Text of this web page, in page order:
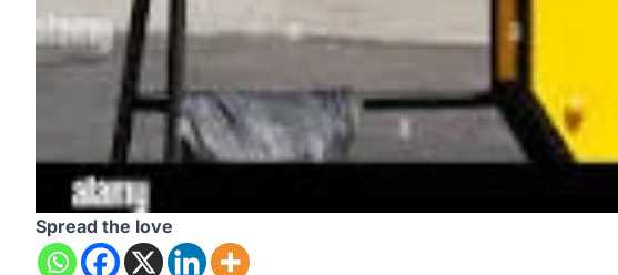
Spread the love